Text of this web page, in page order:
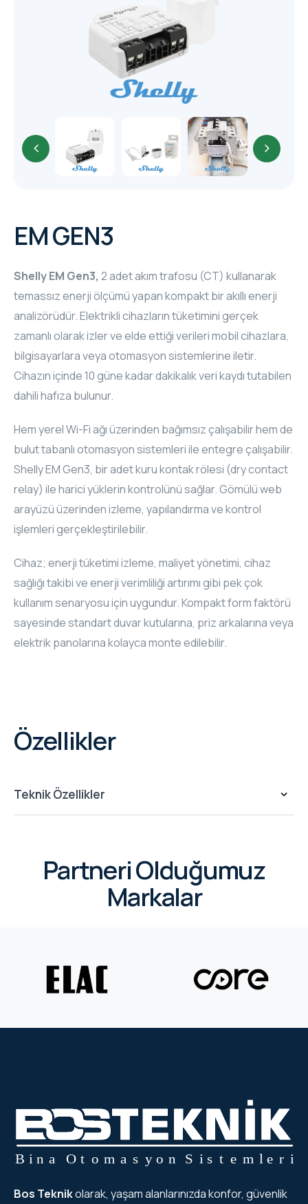
MM ELECTRO
SHELLY
EN
EM GEN3
Shelly EM Gen3, 2 adet akım trafosu (CT) kullanarak
temassız enerji ölçümü yapan kompakt bir akıllı enerji
analizörüdür. Elektrikli cihazların tüketimini gerçek
zamanlı olarak izler ve elde ettiği verileri mobil cihazlara,
bilgisayarlara veya otomasyon sistemlerine iletir.
Cihazın içinde 10 güne kadar dakikalık veri kaydı tutabilen
dahili hafıza bulunur.
Hem yerel Wi-Fi ağı üzerinden bağımsız çalışabilir hem de
bulut tabanlı otomasyon sistemleri ile entegre çalışabilir.
Shelly EM Gen3, bir adet kuru kontak rölesi (dry contact
relay) ile harici yüklerin kontrolünü sağlar. Gömülü web
arayüzü üzerinden izleme, yapılandırma ve kontrol
işlemleri gerçekleştirilebilir.
Cihaz; enerji tüketimi izleme, maliyet yönetimi, cihaz
sağlığı takibi ve enerji verimliliği artırımı gibi pek çok
kullanım senaryosu için uygundur. Kompakt form faktörü
sayesinde standart duvar kutularına, priz arkalarına veya
elektrik panolarına kolayca monte edilebilir.
Özellikler
Teknik Özellikler
Partneri Olduğumuz
Markalar
Bos Teknikolarak, yaşam alanlarınızda konfor, güvenlik